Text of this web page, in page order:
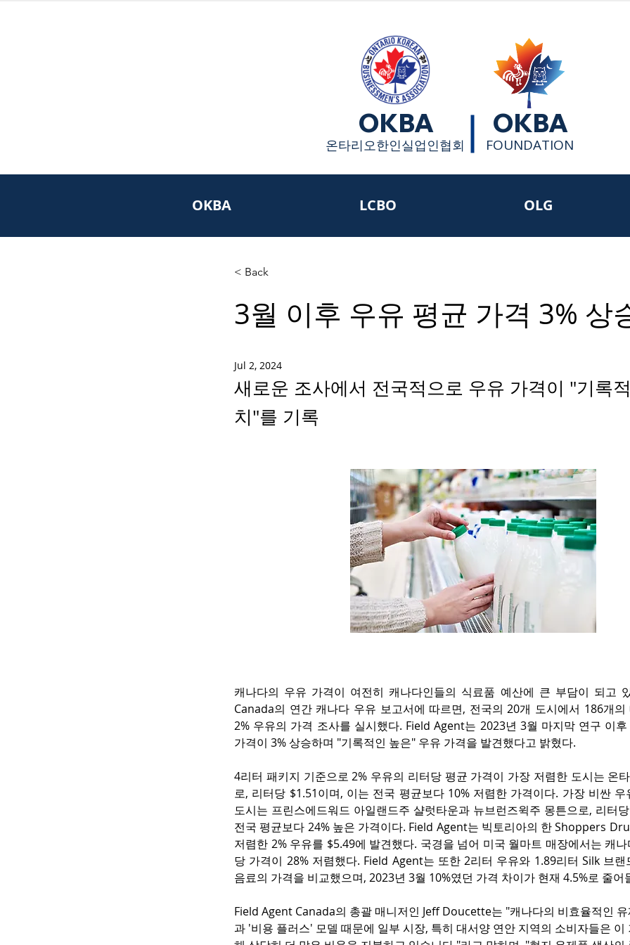
OKBA
​온타리오한인실업인협회
OKBA
FOUNDATION
OKBA LCBO OLG
< Back
3월 이후 우유 평균 가격 3% 상
Jul 2, 2024
새로운 조사에서 전국적으로 우유 가격이 "기록
치"를 기록
캐나다의 우유 가격이 여전히 캐나다인들의 식료품 예산에 큰 부담이 되고
Canada의 연간 캐나다 우유 보고서에 따르면, 전국의 20개 도시에서 186개의
2% 우유의 가격 조사를 실시했다. Field Agent는 2023년 3월 마지막 연구 이
가격이 3% 상승하며 "기록적인 높은" 우유 가격을 발견했다고 밝혔다.
4리터 패키지 기준으로 2% 우유의 리터당 평균 가격이 가장 저렴한 도시는 온
로, 리터당 $1.51이며, 이는 전국 평균보다 10% 저렴한 가격이다. 가장 비싼
도시는 프린스에드워드 아일랜드주 샬럿타운과 뉴브런즈윅주 몽튼으로, 리터
전국 평균보다 24% 높은 가격이다. Field Agent는 빅토리아의 한 Shoppers
저렴한 2% 우유를 $5.49에 발견했다. 국경을 넘어 미국 월마트 매장에서는 캐
당 가격이 28% 저렴했다. Field Agent는 또한 2리터 우유와 1.89리터 Silk 브랜
음료의 가격을 비교했으며, 2023년 3월 10%였던 가격 차이가 현재 4.5%로 줄어
Field Agent Canada의 총괄 매니저인 Jeff Doucette는 "캐나다의 비효율적인
과 '비용 플러스' 모델 때문에 일부 시장, 특히 대서양 연안 지역의 소비자들은 이